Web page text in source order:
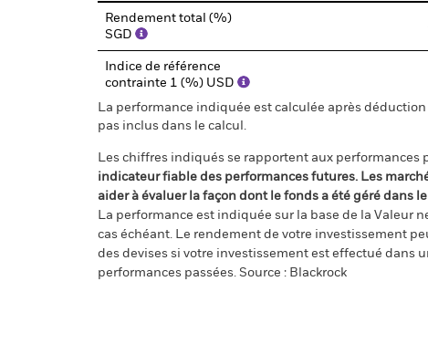
Rendement total (%)
SGD
Indice de référence
contrainte 1 (%) USD
La performance indiquée est calculée après
pas inclus dans le calcul.
Les chiffres indiqués se rapportent aux performances
indicateur fiable des performances futures. Les
aider à évaluer la façon dont le fonds a été géré dans
La performance est indiquée sur la base de la Valeur
cas échéant. Le rendement de votre investissement
des devises si votre investissement est effectué dans
performances passées. Source : Blackrock